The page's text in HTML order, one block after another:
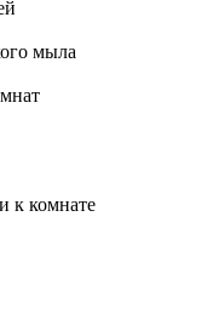
мыла
к комнате